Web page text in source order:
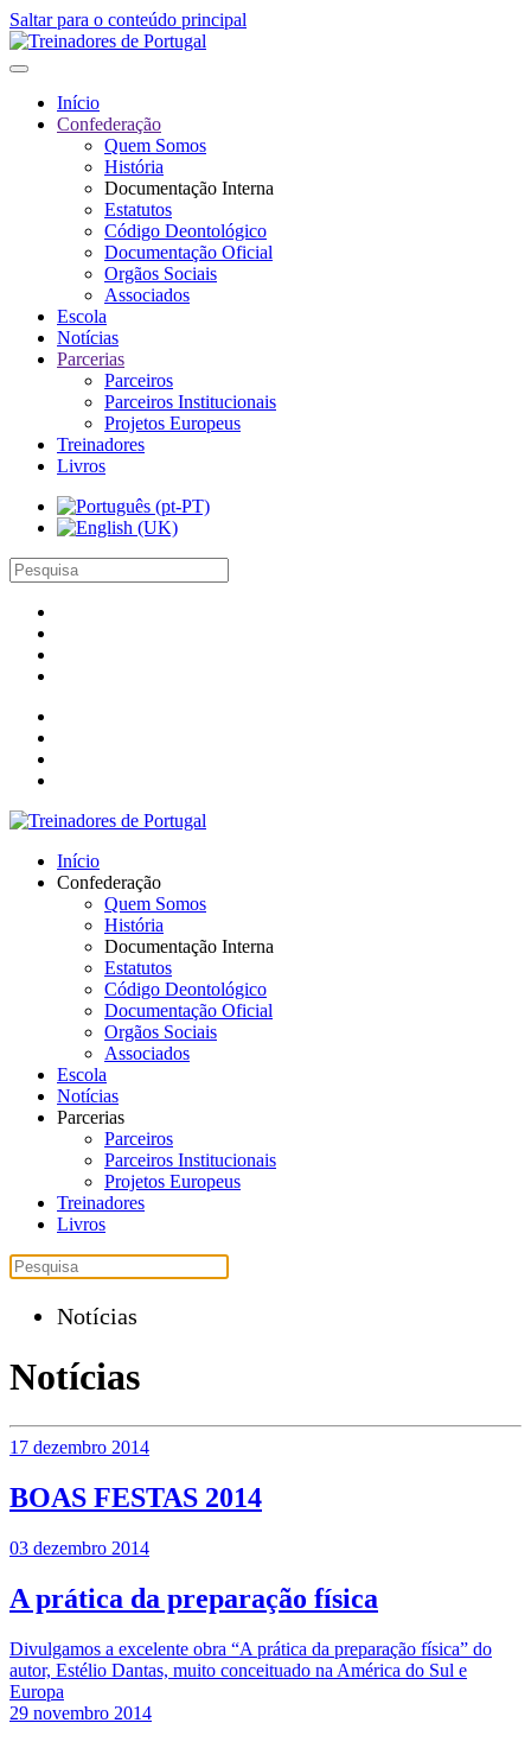
Saltar para o conteúdo principal
Início
Confederação
Quem Somos
História
Documentação Interna
Estatutos
Código Deontológico
Documentação Oficial
Orgãos Sociais
Associados
Escola
Notícias
Parcerias
Parceiros
Parceiros Institucionais
Projetos Europeus
Treinadores
Livros
Início
Confederação
Quem Somos
História
Documentação Interna
Estatutos
Código Deontológico
Documentação Oficial
Orgãos Sociais
Associados
Escola
Notícias
Parcerias
Parceiros
Parceiros Institucionais
Projetos Europeus
Treinadores
Livros
Notícias
Notícias
17 dezembro 2014
BOAS FESTAS 2014
03 dezembro 2014
A prática da preparação física
Divulgamos a excelente obra “A prática da preparação física” do
autor, Estélio Dantas, muito conceituado na América do Sul e
Europa
29 novembro 2014